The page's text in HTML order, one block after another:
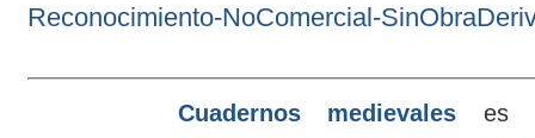
Reconocimiento-NoComercial-
Cuadernos medievales es